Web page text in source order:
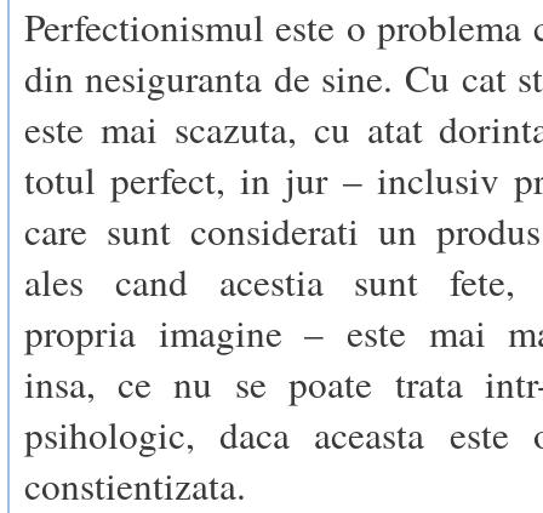
Perfectionismul este o problema
din nesiguranta de sine. Cu cat
este mai scazuta, cu atat
totul perfect, in jur – inclusiv
care sunt considerati un
ales cand acestia sunt fete,
propria imagine – este mai
insa, ce nu se poate trata
psihologic, daca aceasta este
constientizata.